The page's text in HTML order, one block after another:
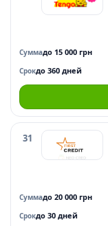
Суммадо 15 000 грн
Срокдо 360 дней
31
Суммадо 20 000 грн
Срокдо 30 дней